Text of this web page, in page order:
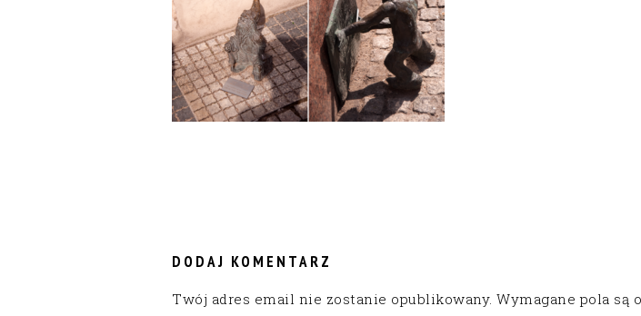
DODAJ KOMENTARZ
Twój adres email nie zostanie opublikowany. Wymagane pola są